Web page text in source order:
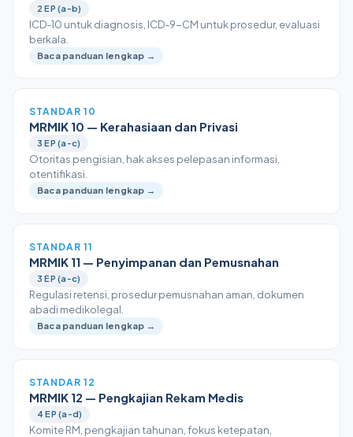
2 EP (a-b)
ICD-10 untuk diagnosis, ICD-9-CM untuk prosedur, evaluasi
berkala.
Baca panduan lengkap →
STANDAR 10
MRMIK 10 — Kerahasiaan dan Privasi
3 EP (a-c)
Otoritas pengisian, hak akses pelepasan informasi,
otentifikasi.
Baca panduan lengkap →
STANDAR 11
MRMIK 11 — Penyimpanan dan Pemusnahan
3 EP (a-c)
Regulasi retensi, prosedur pemusnahan aman, dokumen
abadi medikolegal.
Baca panduan lengkap →
STANDAR 12
MRMIK 12 — Pengkajian Rekam Medis
4 EP (a-d)
Komite RM, pengkajian tahunan, fokus ketepatan,